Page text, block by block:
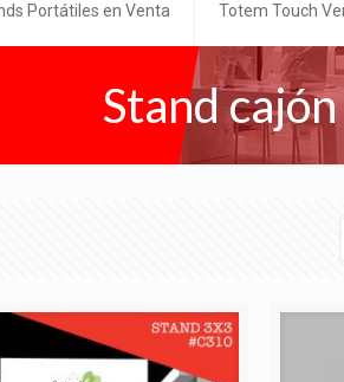
Portátiles en Venta Totem Touch
Stand cajón